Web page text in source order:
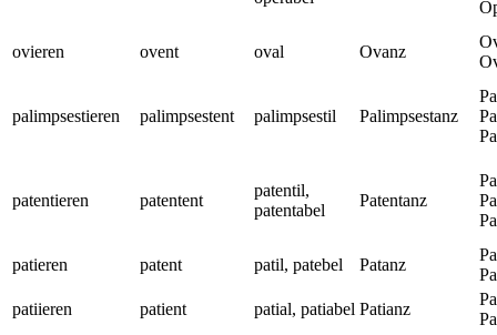
ovieren ovent oval Ovanz
palimpsestieren palimpsestent palimpsestil Palimpsestanz
patentieren patentent
patentil,
patentabel
Patentanz
patieren patent patil, patebel Patanz
patiieren
patient patial, patiabel Patianz